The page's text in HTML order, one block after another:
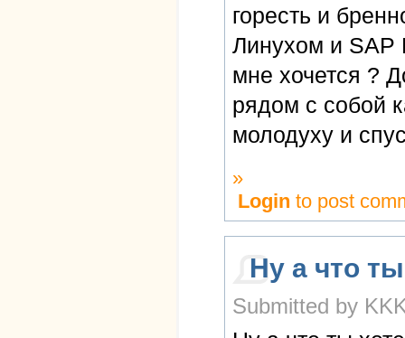
горесть и
Линухом и SAP
мне хочется ?
рядом с собой
молодуху и
»
Login to post
Ну а что ты
Submitted by